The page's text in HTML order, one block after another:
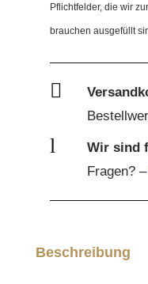
–
Geldgeschenk
mit
Luftballon-
Ausschnitt
Herzgravur
Pflichtfelder, die wir
brauchen ausgefüllt

l Wir sind
Fragen? –
Beschreibung